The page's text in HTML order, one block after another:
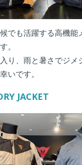
でも活躍する高機能
。
り、雨と暑さでジメ
いです。
JACKET